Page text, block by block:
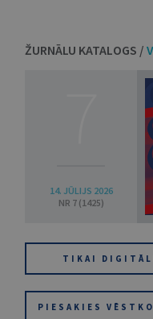
ŽURNĀLU KATALOGS /
14. JŪLIJS 2026
NR 7 (1425)
TIKAI
PIESAKIES